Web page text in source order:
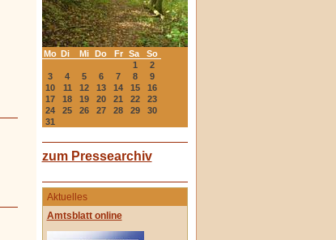
Mo Di Mi Do Fr Sa
So
1
2
3
4 5 6 7 8
9
10
11 12 13 14 15
16
17
18 19 20 21 22
23
24
25 26 27 28 29
30
31
zum Pressearchiv
Aktuelles
Amtsblatt online